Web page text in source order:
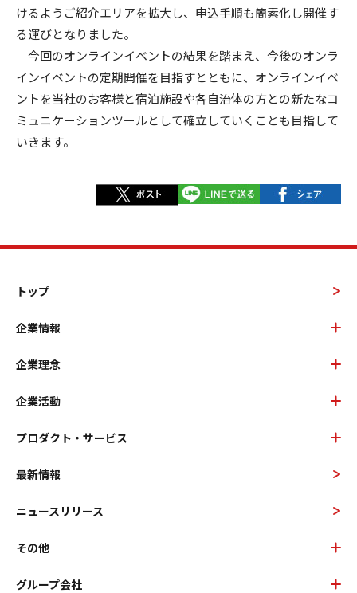
けるようご紹介エリアを拡大し、申込手順も簡素化し開催す
る運びとなりました。
今回のオンラインイベントの結果を踏まえ、今後のオンラ
インイベントの定期開催を目指すとともに、オンラインイベ
ントを当社のお客様と宿泊施設や各自治体の方との新たなコ
ミュニケーションツールとして確立していくことも目指して
いきます。
トップ
企業情報
企業理念
企業活動
プロダクト・サービス
最新情報
ニュースリリース
その他
グループ会社